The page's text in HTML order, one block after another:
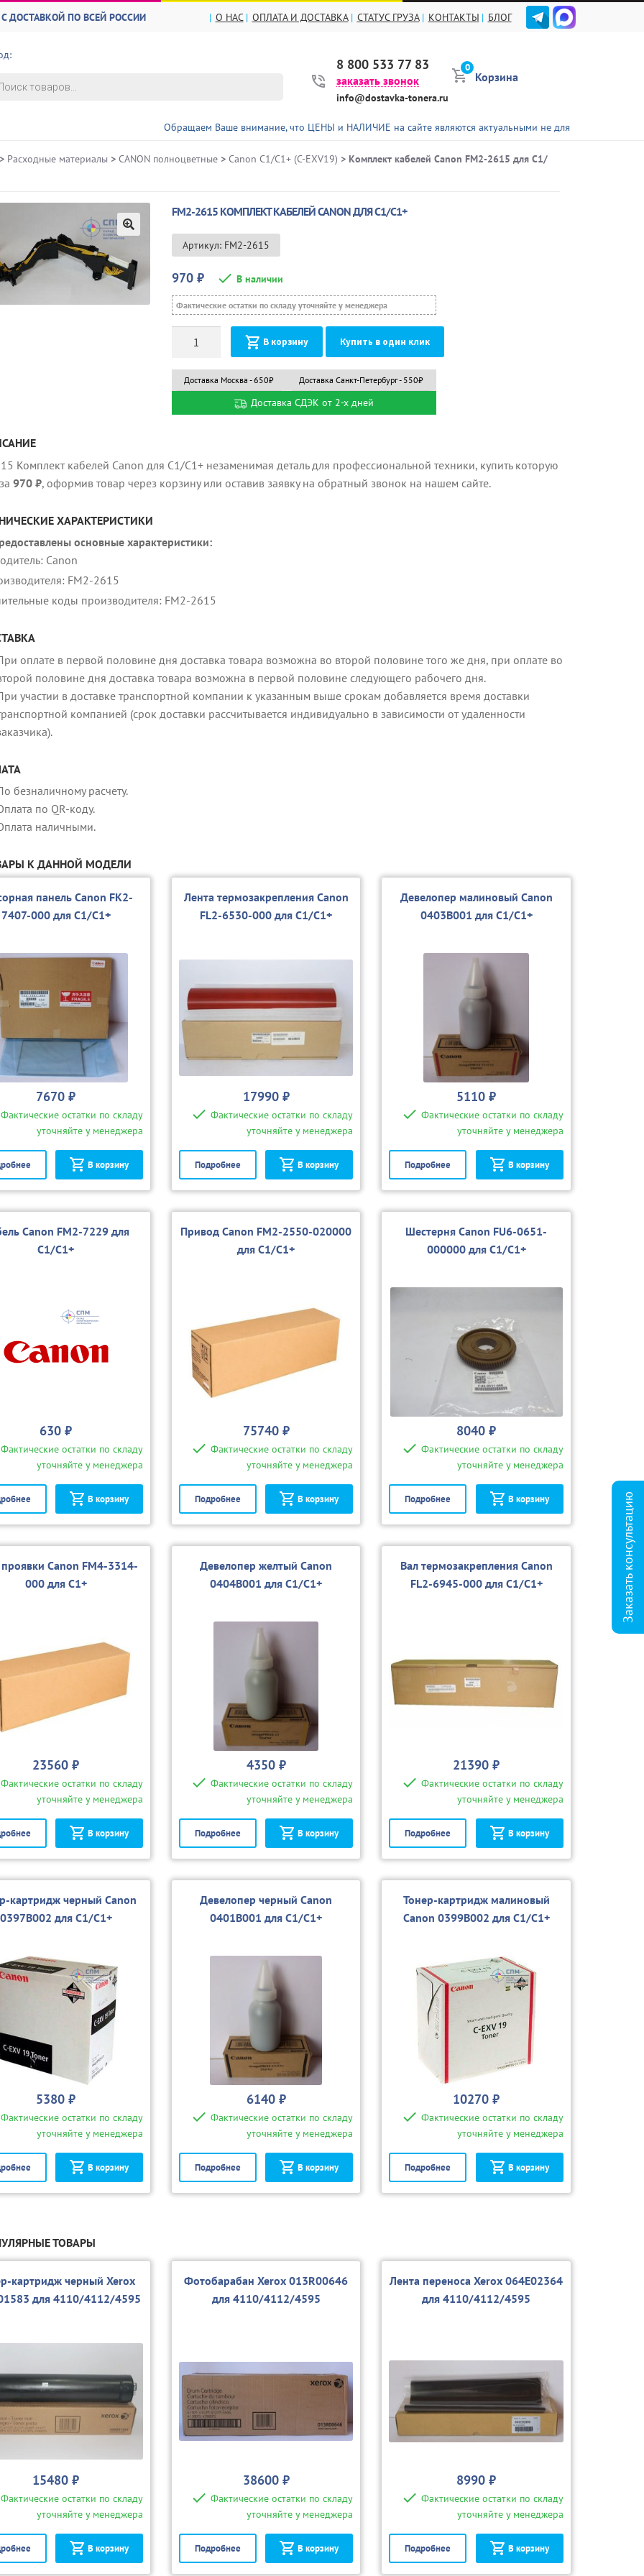
Заказать консультацию
ДОСТАВКОЙ ПО ВСЕЙ РОССИИ О НАС ОПЛАТА И ДОСТАВКА СТАТУС ГРУЗА КОНТАКТЫ БЛОГ
8 800 533 77 83
заказать звонок
info@dostavka-tonera.ru
0
Корзина
Обращаем Ваше внимание, что ЦЕНЫ и НАЛИЧИЕ на сайте являются актуальными не для всех представленных
> Расходные материалы > CANON полноцветные> Canon C1/C1+ (C-EXV19) > Комплект кабелей Canon FM2-2615 для C1/
FM2-2615 КОМПЛЕКТ КАБЕЛЕЙ CANON ДЛЯ C1/С1+
Артикул: FM2-2615
970₽ В наличии
Фактические остатки по складу уточняйте у менеджера
В корзину Купить в один клик
Доставка Москва - 650₽ Доставка Санкт-Петербург - 550₽
Доставка СДЭК от 2-х дней
Комплект кабелей Canon для C1/С1+ незаменимая деталь для профессиональной техники, купить которую
970 ₽, оформив товар через корзину или оставив заявку на обратный звонок на нашем сайте.
ХАРАКТЕРИСТИКИ
основные характеристики:
Canon
FM2-2615
коды производителя: FM2-2615
оплате в первой половине дня доставка товара возможна во второй половине того же дня, при оплате во
половине дня доставка товара возможна в первой половине следующего рабочего дня.
участии в доставке транспортной компании к указанным выше срокам добавляется время доставки
компанией (срок доставки рассчитывается индивидуально в зависимости от удаленности
безналичному расчету.
по QR-коду.
наличными.
К ДАННОЙ МОДЕЛИ
панель Canon FK2-
7407-000 для C1/С1+
7670 ₽
Фактические остатки по складу
уточняйте у менеджера
В корзину
Лента термозакрепления Canon
FL2-6530-000 для C1/C1+
17990 ₽
Фактические остатки по складу
уточняйте у менеджера
Подробнее В корзину
Девелопер малиновый Canon
0403B001 для C1/С1+
5110 ₽
Фактические остатки по складу
уточняйте у менеджера
Подробнее В корзину
Canon FM2-7229 для
C1/C1+
630 ₽
Фактические остатки по складу
уточняйте у менеджера
В корзину
Привод Canon FM2-2550-020000
для C1/C1+
75740 ₽
Фактические остатки по складу
уточняйте у менеджера
Подробнее В корзину
Шестерня Canon FU6-0651-
000000 для C1/C1+
8040 ₽
Фактические остатки по складу
уточняйте у менеджера
Подробнее В корзину
Canon FM4-3314-
000 для С1+
23560 ₽
Фактические остатки по складу
уточняйте у менеджера
В корзину
Девелопер желтый Canon
0404B001 для C1/С1+
4350 ₽
Фактические остатки по складу
уточняйте у менеджера
Подробнее В корзину
Вал термозакрепления Canon
FL2-6945-000 для C1/C1+
21390 ₽
Фактические остатки по складу
уточняйте у менеджера
Подробнее В корзину
картридж черный Canon
0397B002 для C1/C1+
5380 ₽
Фактические остатки по складу
уточняйте у менеджера
В корзину
Девелопер черный Canon
0401B001 для C1/С1+
6140 ₽
Фактические остатки по складу
уточняйте у менеджера
Подробнее В корзину
Тонер-картридж малиновый
Canon 0399B002 для C1/C1+
10270 ₽
Фактические остатки по складу
уточняйте у менеджера
Подробнее В корзину
ТОВАРЫ
картридж черный Xerox
для 4110/4112/4595
15480 ₽
Фактические остатки по складу
уточняйте у менеджера
В корзину
Фотобарабан Xerox 013R00646
для 4110/4112/4595
38600 ₽
Фактические остатки по складу
уточняйте у менеджера
Подробнее В корзину
Лента переноса Xerox 064E02364
для 4110/4112/4595
8990 ₽
Фактические остатки по складу
уточняйте у менеджера
Подробнее В корзину